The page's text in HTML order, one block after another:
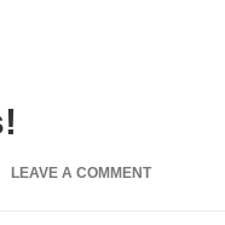
LEAVE A COMMENT